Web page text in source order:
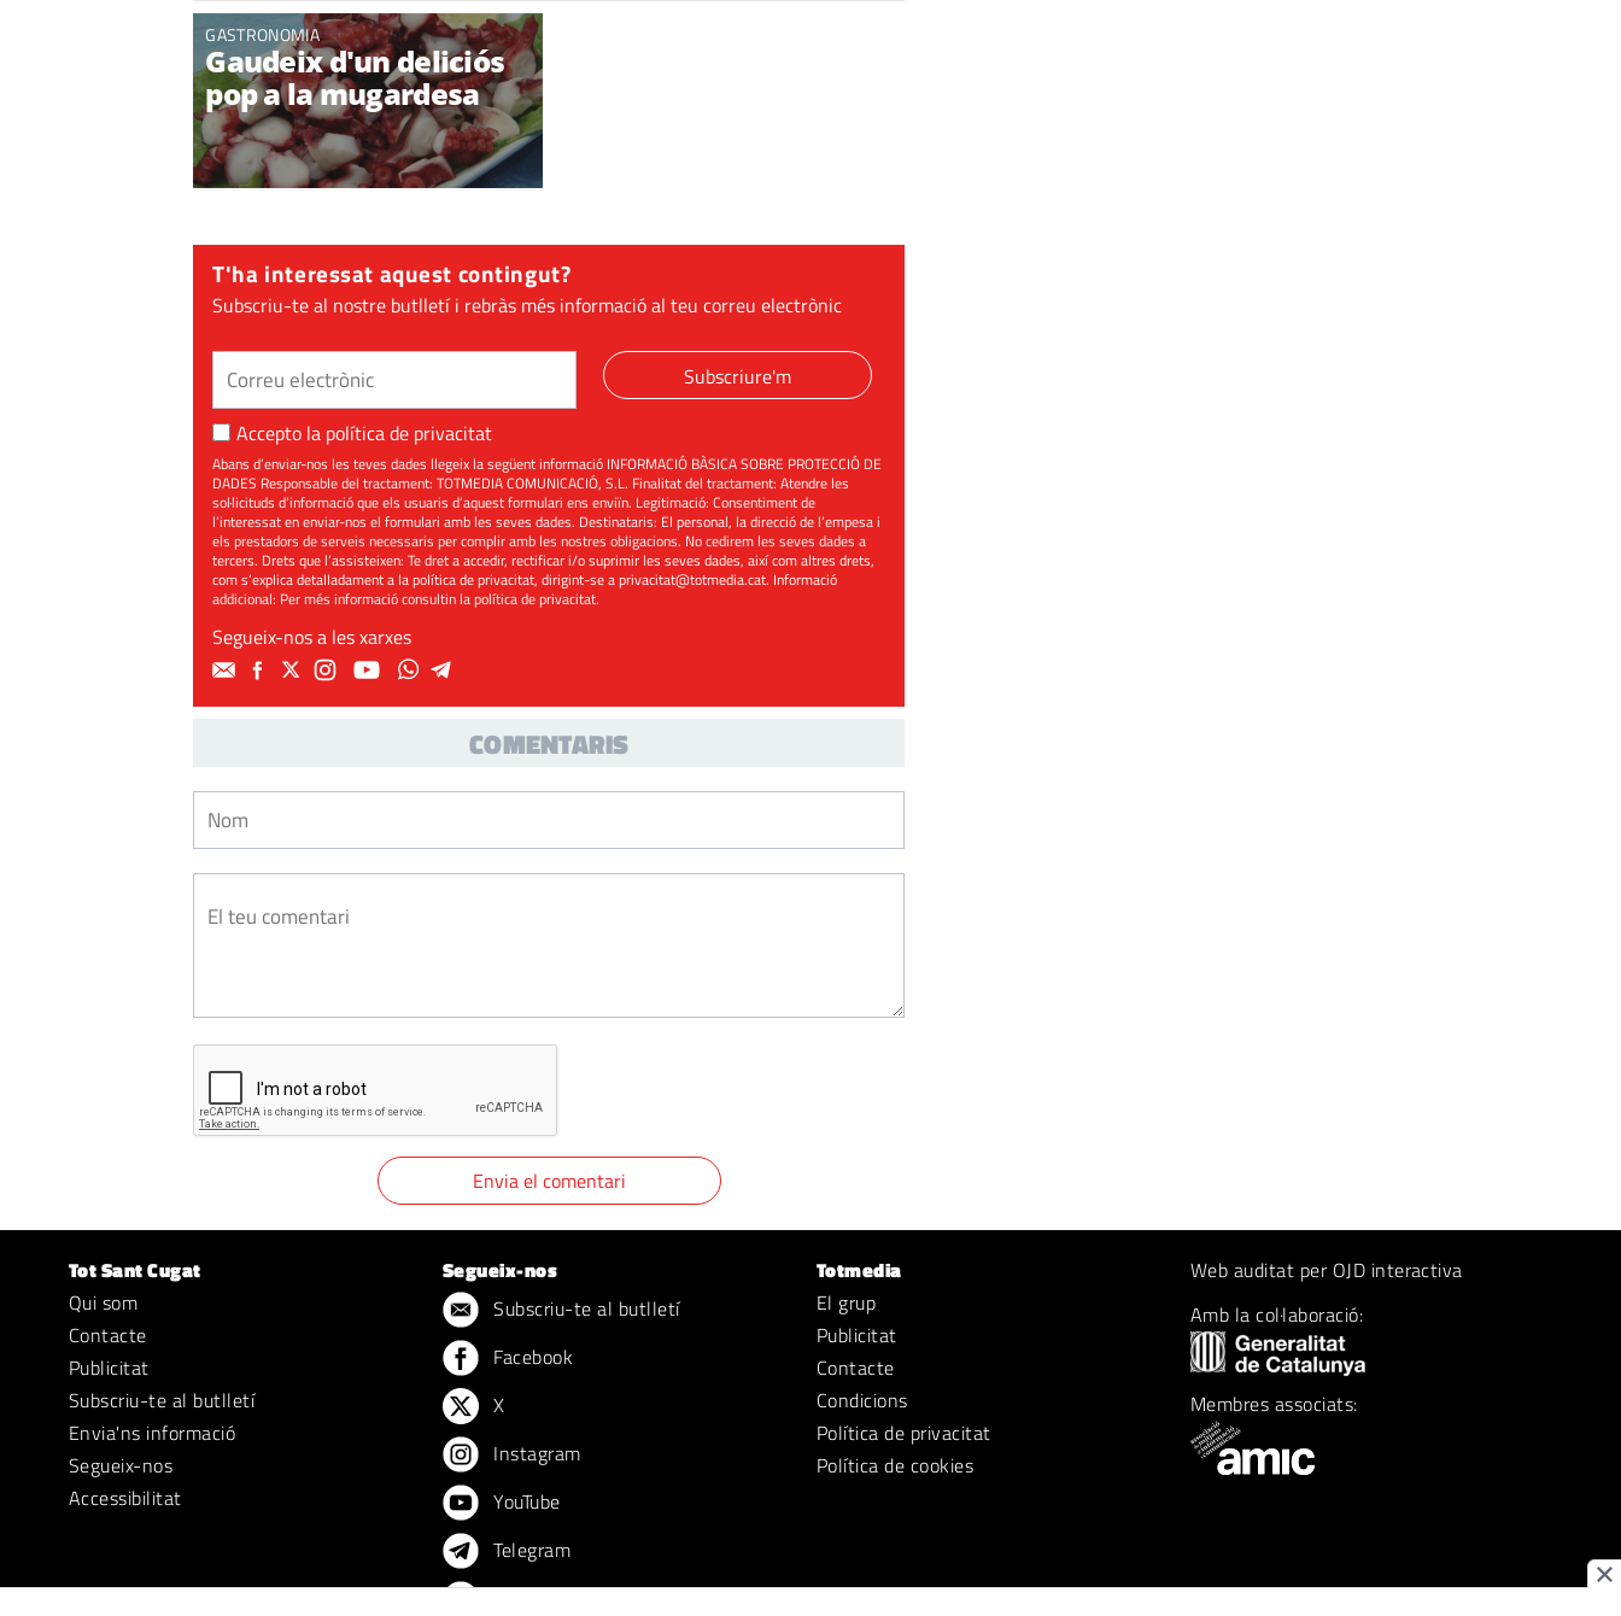
GASTRONOMIA
Gaudeix d'un deliciós
pop a la mugardesa
T'ha interessat aquest contingut?
Subscriu-te al nostre butlletí i rebràs més informació al teu correu electrònic
Subscriure'm
Accepto la política de privacitat
Abans d’enviar-nos les teves dades llegeix la següent informació INFORMACIÓ BÀSICA SOBRE PROTECCIÓ DE
DADES Responsable del tractament: TOTMEDIA COMUNICACIÓ, S.L. Finalitat del tractament: Atendre les
sol·licituds d’informació que els usuaris d’aquest formulari ens enviïn. Legitimació: Consentiment de
l’interessat en enviar-nos el formulari amb les seves dades. Destinataris: El personal, la direcció de l’empesa i
els prestadors de serveis necessaris per complir amb les nostres obligacions. No cedirem les seves dades a
tercers. Drets que l’assisteixen: Te dret a accedir, rectificar i/o suprimir les seves dades, així com altres drets,
com s’explica detalladament a la política de privacitat, dirigint-se aprivacitat@totmedia.cat. Informació
addicional: Per més informació consultin lapolítica de privacitat.
Segueix-nos a les xarxes
COMENTARIS
Tot Sant Cugat
Qui som
Contacte
Publicitat
Subscriu-te al butlletí
Envia'ns informació
Segueix-nos
Accessibilitat
Segueix-nos
Subscriu-te al butlletí
Facebook
X
Instagram
YouTube
Telegram
TikTok
Totmedia
El grup
Publicitat
Contacte
Condicions
Política de privacitat
Política de cookies
Web auditat per OJD interactiva
Amb la col·laboració:
Membres associats: